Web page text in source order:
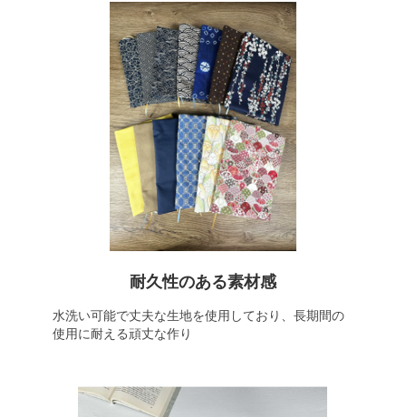
耐久性のある素材感
水洗い可能で丈夫な生地を使用しており、長期間の
使用に耐える頑丈な作り